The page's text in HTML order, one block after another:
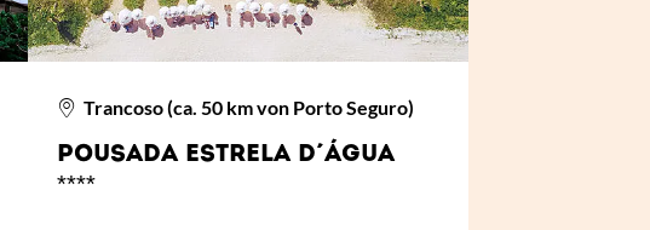
Trancoso (ca. 50 km von Porto Seguro)
POUSADA ESTRELA D´ÁGUA
****